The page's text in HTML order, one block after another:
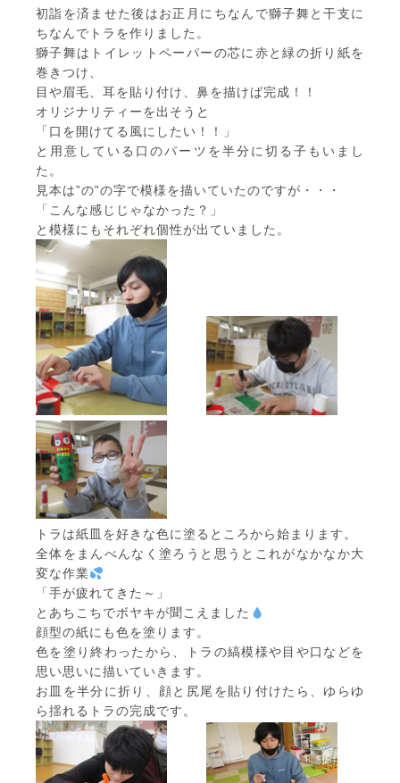
初詣を済ませた後はお正月にちなんで獅子舞と干支に
ちなんでトラを作りました。
獅子舞はトイレットペーパーの芯に赤と緑の折り紙を
巻きつけ、
目や眉毛、耳を貼り付け、鼻を描けば完成！！
オリジナリティーを出そうと
「口を開けてる風にしたい！！」
と用意している口のパーツを半分に切る子もいまし
た。
見本は”の”の字で模様を描いていたのですが・・・
「こんな感じじゃなかった？」
と模様にもそれぞれ個性が出ていました。
トラは紙皿を好きな色に塗るところから始まります。
全体をまんべんなく塗ろうと思うとこれがなかなか大
変な作業
「手が疲れてきた～」
とあちこちでボヤキが聞こえました
顔型の紙にも色を塗ります。
色を塗り終わったから、トラの縞模様や目や口などを
思い思いに描いていきます。
お皿を半分に折り、顔と尻尾を貼り付けたら、ゆらゆ
ら揺れるトラの完成です。